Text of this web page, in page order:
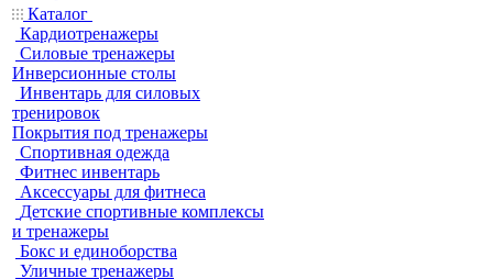
Каталог
Кардиотренажеры
Силовые тренажеры
Инверсионные столы
Инвентарь для силовых
тренировок
Покрытия под тренажеры
Спортивная одежда
Фитнес инвентарь
Аксессуары для фитнеса
Детские спортивные комплексы
и тренажеры
Бокс и единоборства
Уличные тренажеры